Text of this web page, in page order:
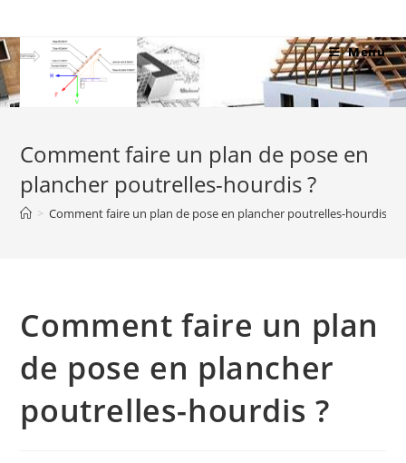
to
content
Menu
Comment faire un plan de pose en
plancher poutrelles-hourdis ?
> Comment faire un plan de pose en plancher poutrelles-hourdis ?
Comment faire un plan
de pose en plancher
poutrelles-hourdis ?